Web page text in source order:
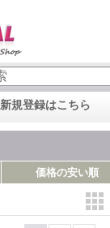
新規登録はこちら
価格の安い順